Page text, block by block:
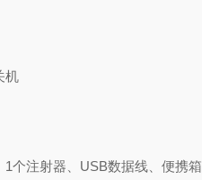
机
个注射器、USB数据线、便携箱